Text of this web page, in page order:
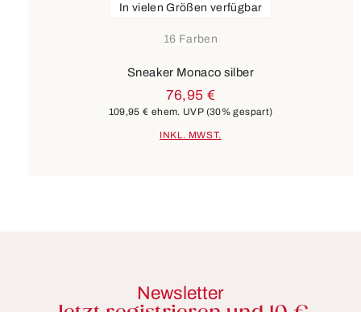
16 Farben
In vielen Größen verfügbar
Sneaker Monaco silber
76,95 €
109,95 € ehem. UVP (30% gespart)
INKL. MWST.
Newsletter